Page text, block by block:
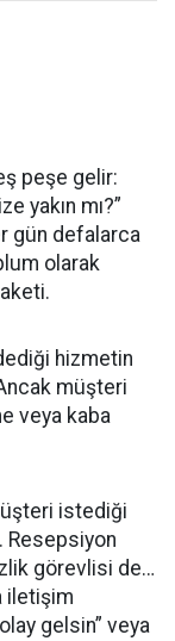
peşe gelir:
yakın mı?”
gün defalarca
olarak
hizmetin
müşteri
veya kaba
istediği
Resepsiyon
görevlisi de…
iletişim
gelsin” veya